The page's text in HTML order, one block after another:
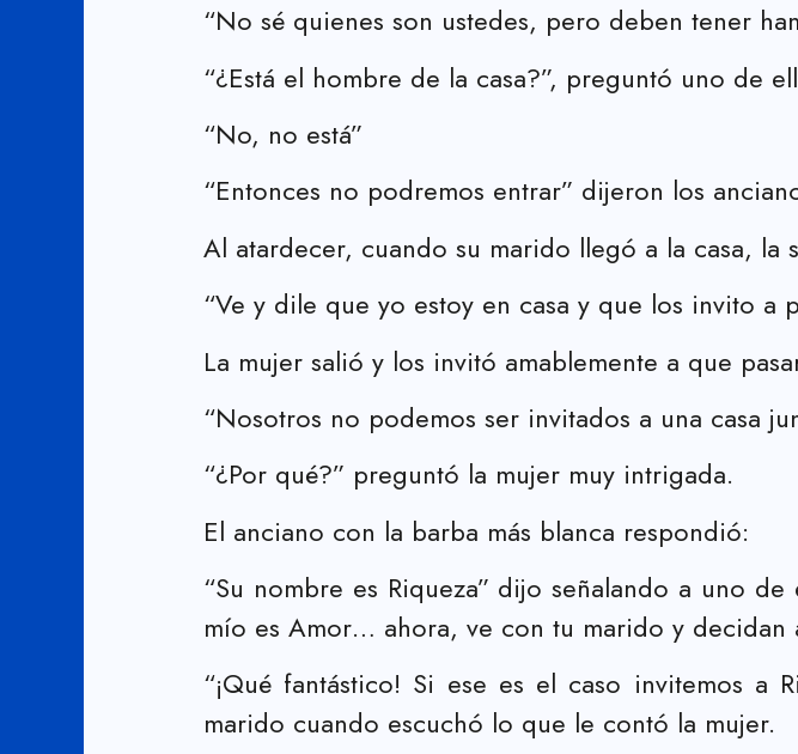
“No sé quienes son ustedes, pero deben tener
“¿Está el hombre de la casa?”, preguntó uno de
“No, no está”
“Entonces no podremos entrar” dijeron los
Al atardecer, cuando su marido llegó a la casa, la
“Ve y dile que yo estoy en casa y que los invito a
La mujer salió y los invitó amablemente a que
“Nosotros no podemos ser invitados a una casa
“¿Por qué?” preguntó la mujer muy intrigada.
El anciano con la barba más blanca respondió:
“Su nombre es Riqueza” dijo señalando a uno
mío es Amor… ahora, ve con tu marido y
“¡Qué fantástico! Si ese es el caso invitemos a
marido cuando escuchó lo que le contó la mujer.